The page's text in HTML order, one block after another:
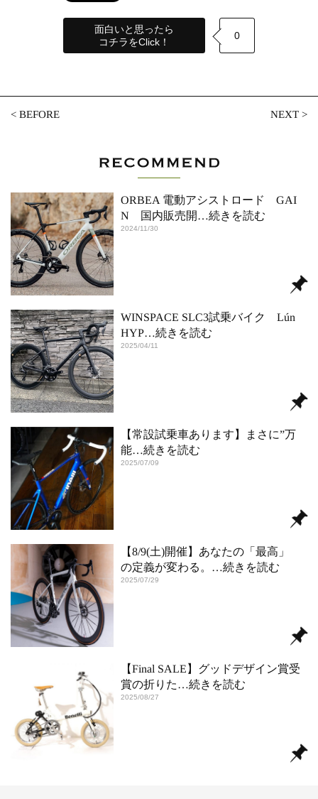
面白いと思ったら
コチラをClick！
0
<BEFORE NEXT>
ORBEA 電動アシストロード GAI
N 国内販売開…続きを読む
2024/11/30
WINSPACE SLC3試乗バイク Lún
HYP…続きを読む
2025/04/11
【常設試乗車あります】まさに”万
能…続きを読む
2025/07/09
【8/9(土)開催】あなたの「最高」
の定義が変わる。 …続きを読む
2025/07/29
【Final SALE】グッドデザイン賞受
賞の折りた…続きを読む
2025/08/27